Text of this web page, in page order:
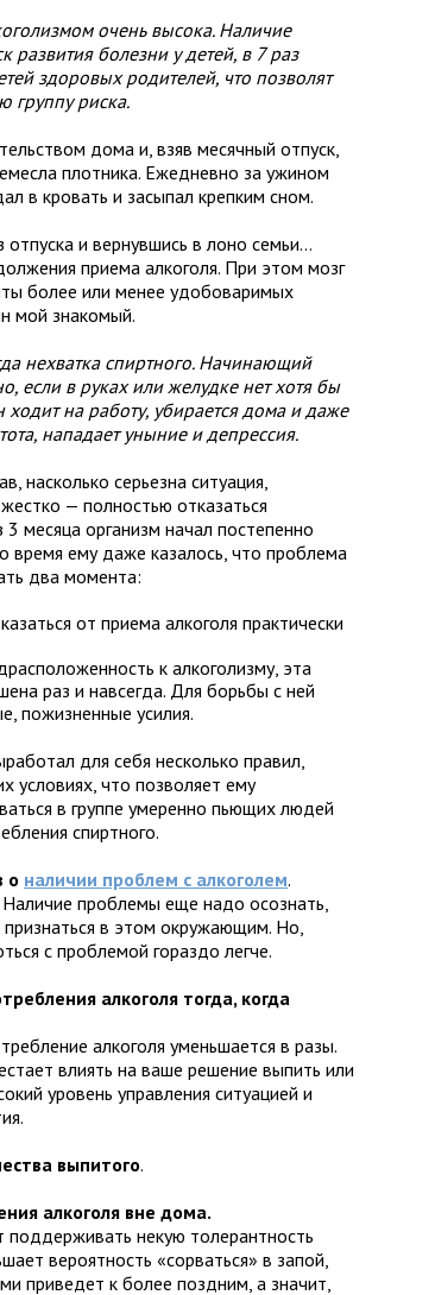
очень высока. Наличие
развития болезни у детей, в 7 раз
здоровых родителей, что позволят
группу риска.
дома и, взяв месячный отпуск,
плотника. Ежедневно за ужином
в кровать и засыпал крепким сном.
и вернувшись в лоно семьи...
приема алкоголя. При этом мозг
более или менее удобоваримых
мой знакомый.
нехватка спиртного. Начинающий
если в руках или желудке нет хотя бы
на работу, убирается дома и даже
нападает уныние и депрессия.
насколько серьезна ситуация,
— полностью отказаться
месяца организм начал постепенно
время ему даже казалось, что проблема
два момента:
от приема алкоголя практически
к алкоголизму, эта
раз и навсегда. Для борьбы с ней
пожизненные усилия.
для себя несколько правил,
условиях, что позволяет ему
в группе умеренно пьющих людей
спиртного.
о наличии проблем с алкоголем.
проблемы еще надо осознать,
в этом окружающим. Но,
с проблемой гораздо легче.
алкоголя тогда, когда
алкоголя уменьшается в разы.
влиять на ваше решение выпить или
уровень управления ситуацией и
выпитого.
алкоголя вне дома.
некую толерантность
вероятность «сорваться» в запой,
приведет к более поздним, а значит,